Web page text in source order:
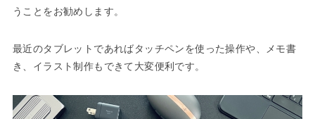
うことをお勧めします。
最近のタブレットであればタッチペンを使った操作や、メモ書
き、イラスト制作もできて大変便利です。